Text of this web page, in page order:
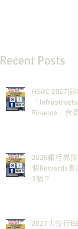
Recent Posts
HSBC 2027開
「
Finance」會
2026銀行界
個Rewards裏
3個？
2027大投行